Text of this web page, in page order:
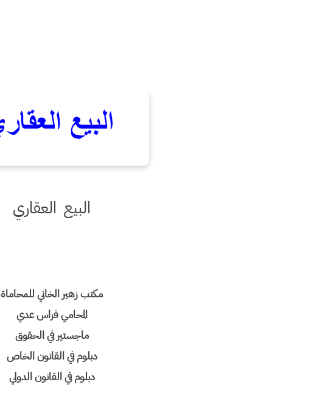
البيع العقاري
مكتب زهير الخاني للمحاماة
المحامي فراس عدي
ماجستير في الحقوق
دبلوم في القانون الخاص
دبلوم في القانون الدولي